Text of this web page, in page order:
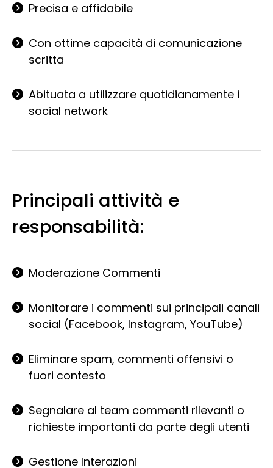
Precisa e affidabile
Con ottime capacità di comunicazione
scritta
Abituata a utilizzare quotidianamente i
social network
Principali attività e
responsabilità:
Moderazione Commenti
Monitorare i commenti sui principali canali
social (Facebook, Instagram, YouTube)
Eliminare spam, commenti offensivi o
fuori contesto
Segnalare al team commenti rilevanti o
richieste importanti da parte degli utenti
Gestione Interazioni